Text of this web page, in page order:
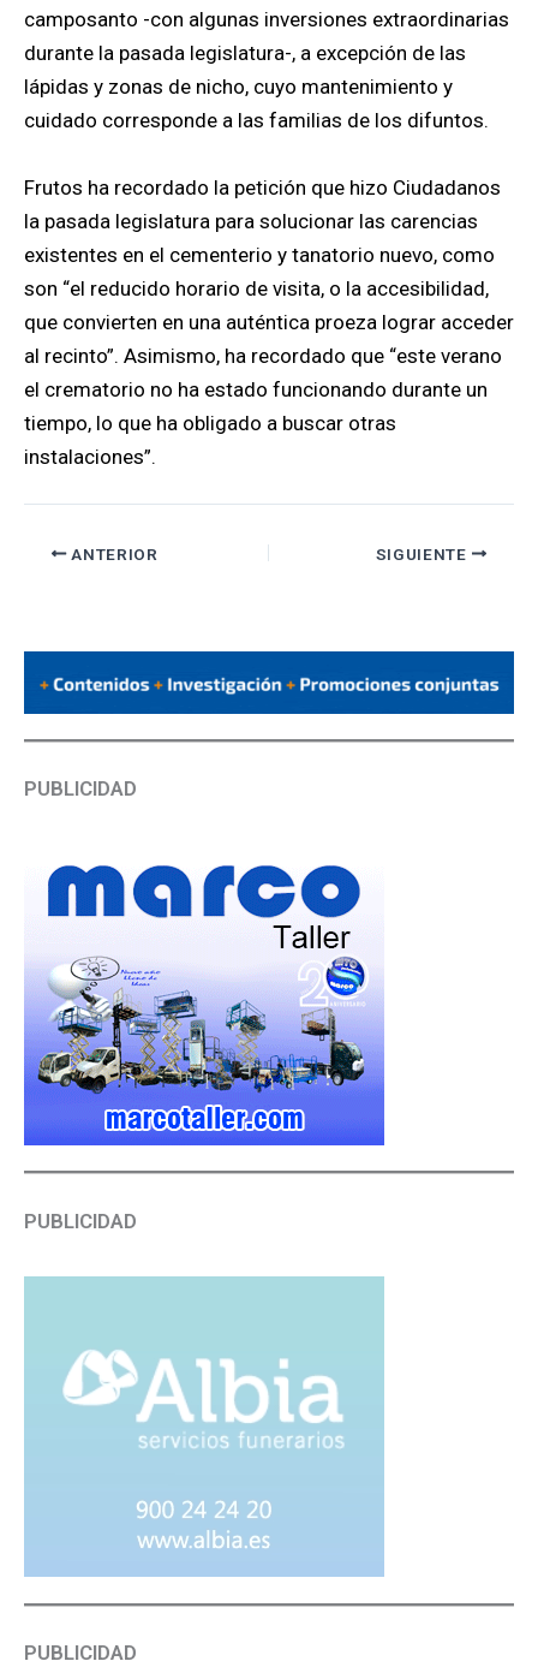
camposanto -con algunas inversiones extraordinarias
durante la pasada legislatura-, a excepción de las
lápidas y zonas de nicho, cuyo mantenimiento y
cuidado corresponde a las familias de los difuntos.
Frutos ha recordado la petición que hizo Ciudadanos
la pasada legislatura para solucionar las carencias
existentes en el cementerio y tanatorio nuevo, como
son “el reducido horario de visita, o la accesibilidad,
que convierten en una auténtica proeza lograr acceder
al recinto”. Asimismo, ha recordado que “este verano
el crematorio no ha estado funcionando durante un
tiempo, lo que ha obligado a buscar otras
instalaciones”.
ANTERIOR SIGUIENTE
PUBLICIDAD
PUBLICIDAD
PUBLICIDAD